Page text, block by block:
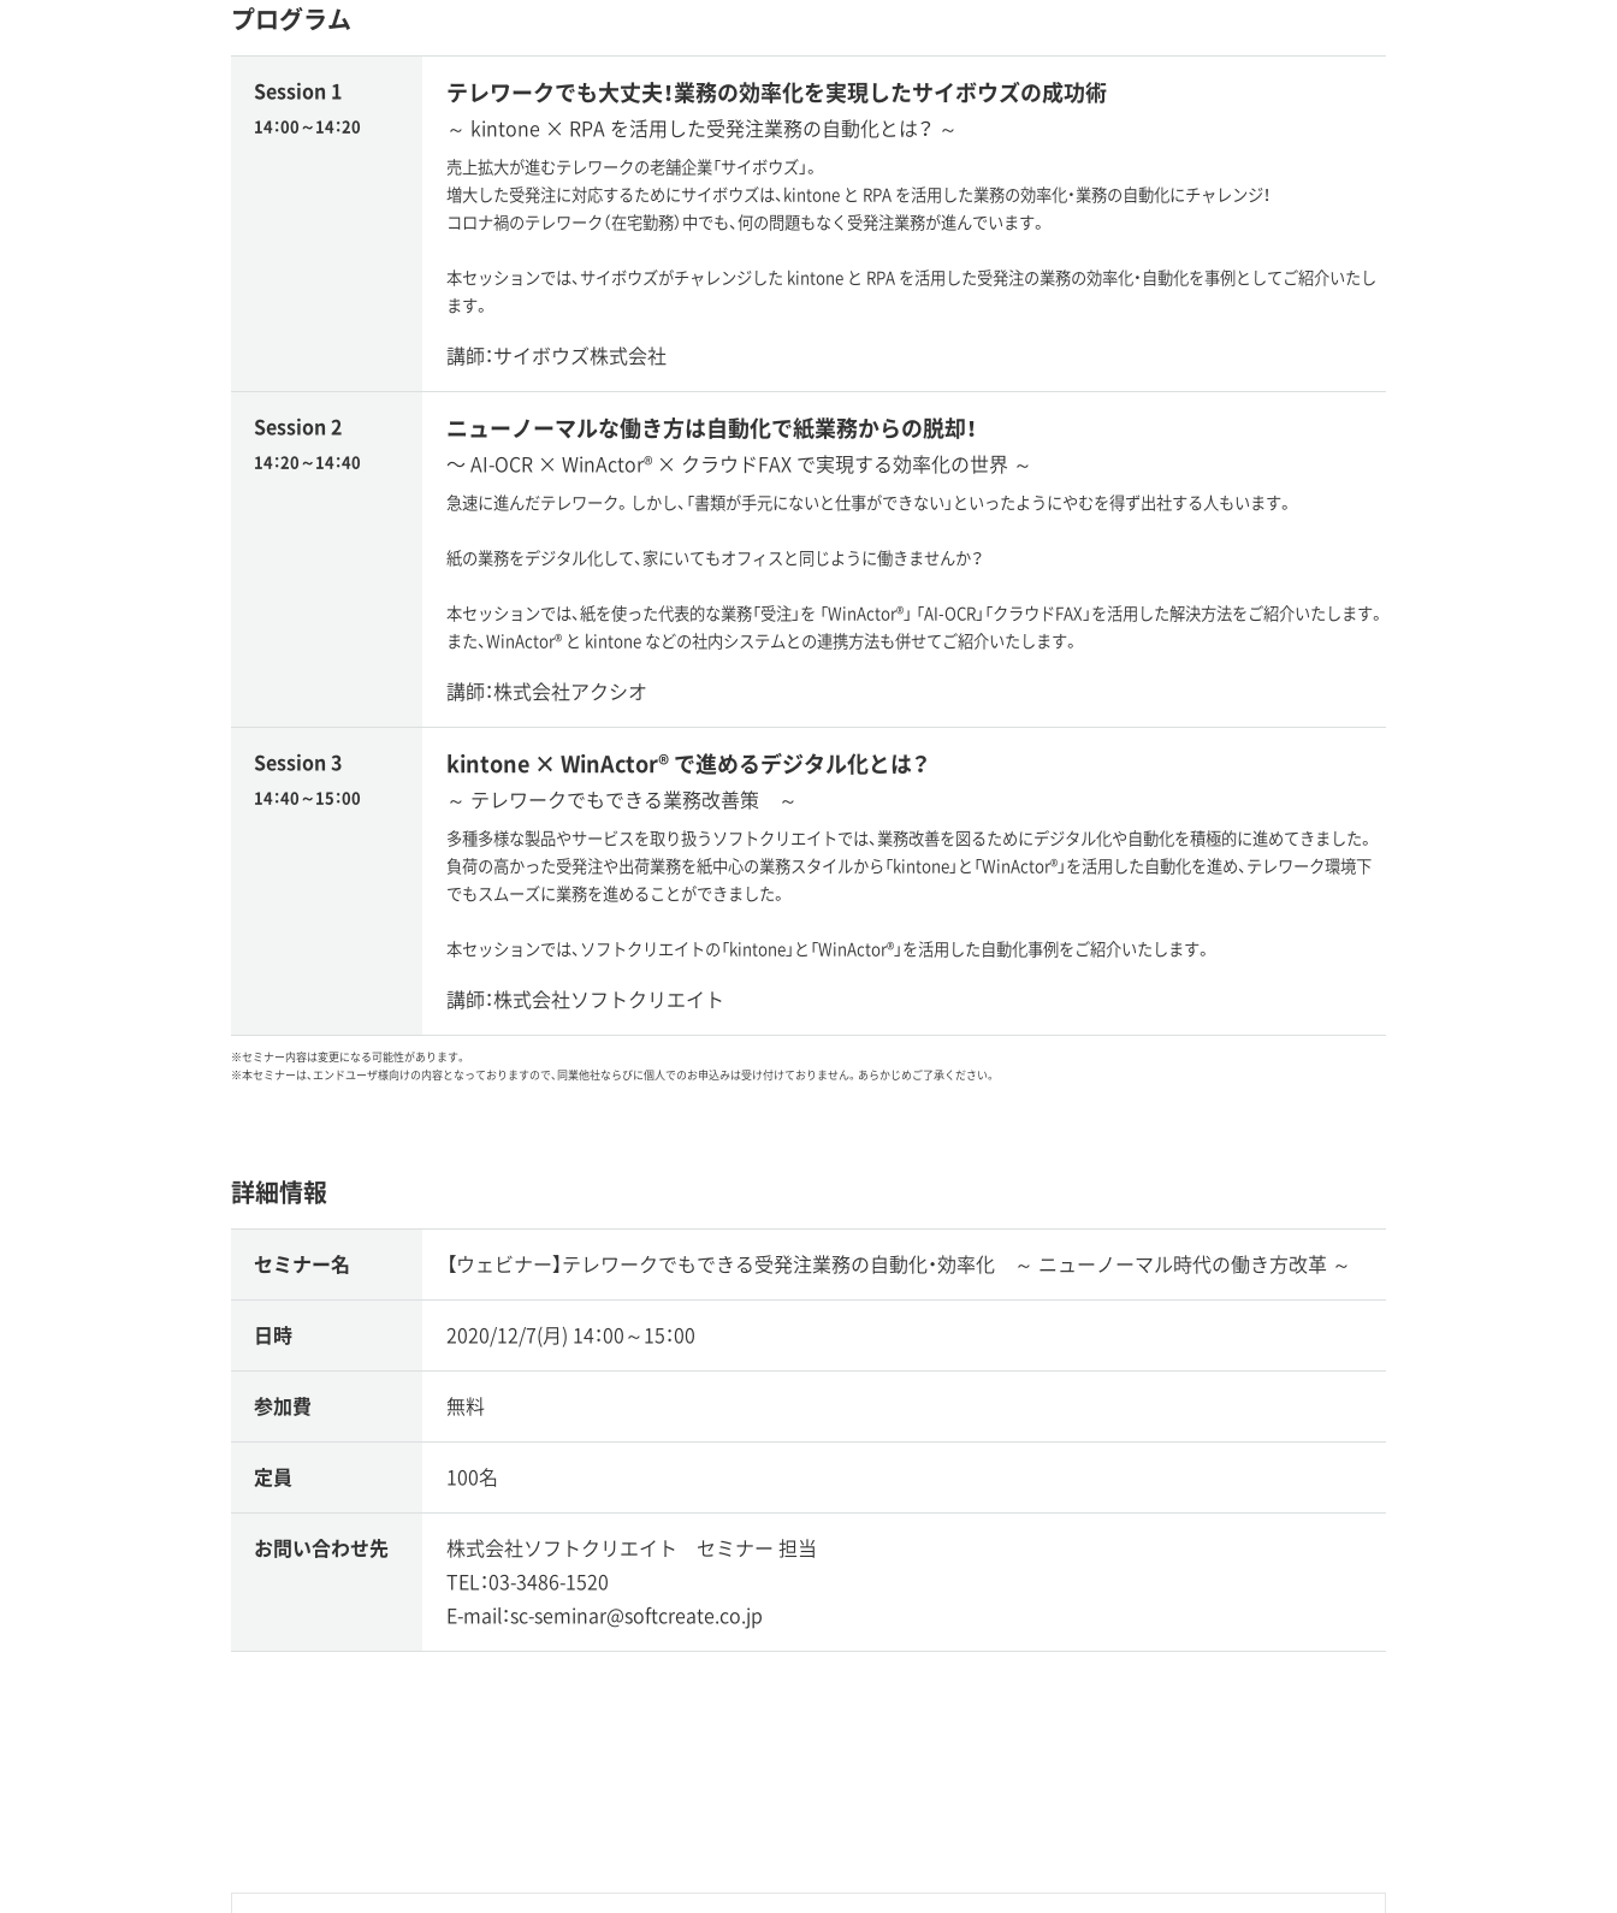
プログラム
Session 1
14：00～14：20
テレワークでも大丈夫！業務の効率化を実現したサイボウズの成功術
～ kintone × RPA を活用した受発注業務の自動化とは？ ～
売上拡大が進むテレワークの老舗企業「サイボウズ」。
増大した受発注に対応するためにサイボウズは、kintone と RPA を活用した業務の効率化・業務の自動化にチャレンジ！
コロナ禍のテレワーク（在宅勤務）中でも、何の問題もなく受発注業務が進んでいます。
本セッションでは、サイボウズがチャレンジした kintone と RPA を活用した受発注の業務の効率化・自動化を事例としてご紹介いたし
ます。
講師：サイボウズ株式会社
Session 2
14：20～14：40
ニューノーマルな働き方は自動化で紙業務からの脱却！
〜 AI-OCR × WinActor® × クラウドFAX で実現する効率化の世界 ～
急速に進んだテレワーク。しかし、「書類が手元にないと仕事ができない」といったようにやむを得ず出社する人もいます。
紙の業務をデジタル化して、家にいてもオフィスと同じように働きませんか？
本セッションでは、紙を使った代表的な業務「受注」を 「WinActor®」 「AI-OCR」「クラウドFAX」を活用した解決方法をご紹介いたします。
また、WinActor® と kintone などの社内システムとの連携方法も併せてご紹介いたします。
講師：株式会社アクシオ
Session 3
14：40～15：00
kintone × WinActor® で進めるデジタル化とは？
～ テレワークでもできる業務改善策 ～
多種多様な製品やサービスを取り扱うソフトクリエイトでは、業務改善を図るためにデジタル化や自動化を積極的に進めてきました。
負荷の高かった受発注や出荷業務を紙中心の業務スタイルから「kintone」と「WinActor®」を活用した自動化を進め、テレワーク環境下
でもスムーズに業務を進めることができました。
本セッションでは、ソフトクリエイトの「kintone」と「WinActor®」を活用した自動化事例をご紹介いたします。
講師：株式会社ソフトクリエイト
※セミナー内容は変更になる可能性があります。
※本セミナーは、エンドユーザ様向けの内容となっておりますので、同業他社ならびに個人でのお申込みは受け付けておりません。あらかじめご了承ください。
詳細情報
セミナー名 【ウェビナー】テレワークでもできる受発注業務の自動化・効率化 ～ ニューノーマル時代の働き方改革 ～
日時 2020/12/7(月) 14：00～15：00
参加費 無料
定員 100名
お問い合わせ先
株式会社ソフトクリエイト セミナー 担当
TEL：03-3486-1520
E-mail：sc-seminar@softcreate.co.jp